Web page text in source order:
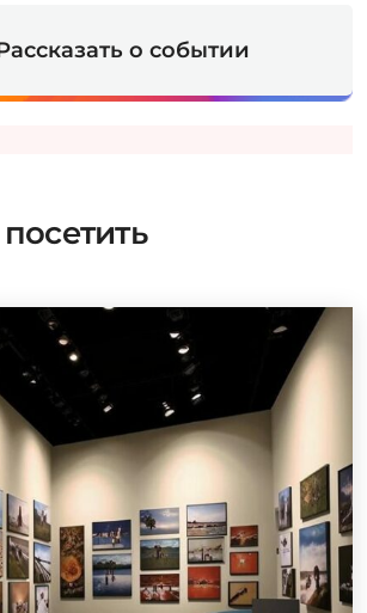
о событии